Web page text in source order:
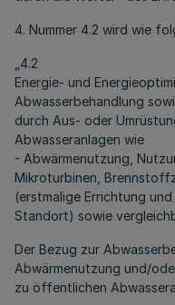
4. Nummer 4.2 wird wie
„4.2
Energie- und
Abwasserbehandlung
durch Aus- oder
Abwasseranlagen wie
- Abwärmenutzung,
Mikroturbinen,
(erstmalige Errichtung
Standort) sowie
Der Bezug zur
Abwärmenutzung und/
zu öffentlichen